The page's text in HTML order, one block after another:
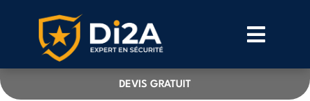
DEVIS GRATUIT